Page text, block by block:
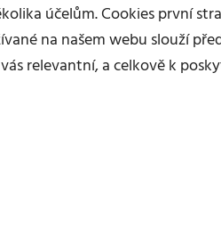
účelům. Cookies první
na našem webu slouží
relevantní, a celkově k